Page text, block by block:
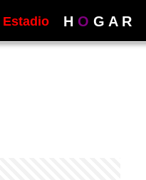
Estadio H O G A R